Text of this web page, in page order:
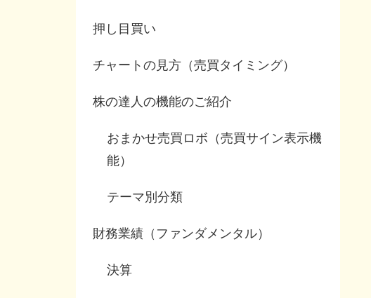
押し目買い
チャートの見方（売買タイミング）
株の達人の機能のご紹介
おまかせ売買ロボ（売買サイン表示機
能）
テーマ別分類
財務業績（ファンダメンタル）
決算